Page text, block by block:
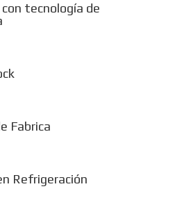
tecnología de
Fabrica
Refrigeración